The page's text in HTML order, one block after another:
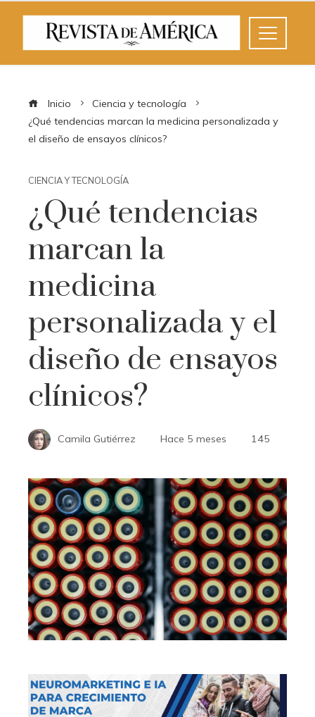
Inicio
Ciencia y tecnología
¿Qué tendencias marcan la medicina personalizada y
el diseño de ensayos clínicos?
CIENCIA Y TECNOLOGÍA
¿Qué tendencias
marcan la
medicina
personalizada y el
diseño de ensayos
clínicos?
Camila Gutiérrez Hace 5 meses 145